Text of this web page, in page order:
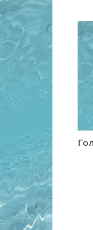
Skip